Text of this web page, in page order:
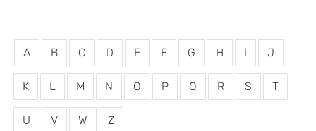
A B C D E F G H I J
K L M N O P Q R S T
U V W Z